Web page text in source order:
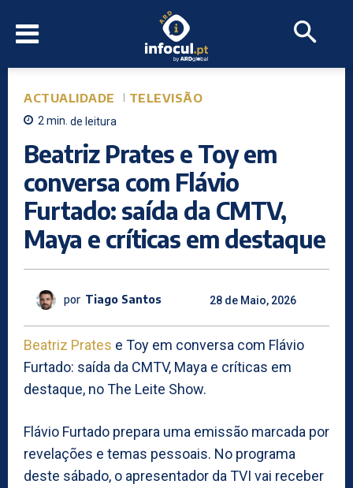
ACTUALIDADE TELEVISÃO
2min. de leitura
Beatriz Prates e Toy em
conversa com Flávio
Furtado: saída da CMTV,
Maya e críticas em destaque
por Tiago Santos 28 de Maio, 2026
Beatriz Prates e Toy em conversa com Flávio
Furtado: saída da CMTV, Maya e críticas em
destaque, no The Leite Show.
Flávio Furtado prepara uma emissão marcada por
revelações e temas pessoais. No programa
deste sábado, o apresentador da TVI vai receber